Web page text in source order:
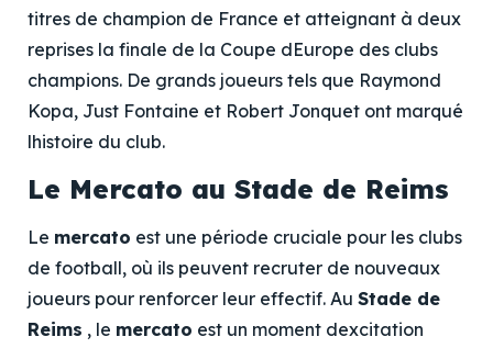
titres de champion de France et atteignant à deux
reprises la finale de la Coupe dEurope des clubs
champions. De grands joueurs tels que Raymond
Kopa, Just Fontaine et Robert Jonquet ont marqué
lhistoire du club.
Le Mercato au Stade de Reims
Le mercato est une période cruciale pour les clubs
de football, où ils peuvent recruter de nouveaux
joueurs pour renforcer leur effectif. Au Stade de
Reims , le mercato est un moment dexcitation